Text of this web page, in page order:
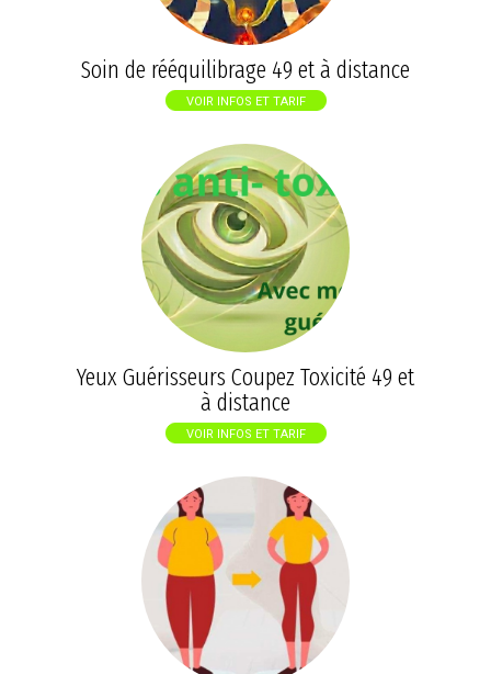
Soin de rééquilibrage 49 et à distance
VOIR INFOS ET TARIF
Yeux Guérisseurs Coupez Toxicité 49 et
à distance
VOIR INFOS ET TARIF